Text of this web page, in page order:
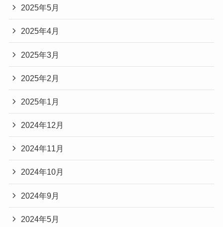
2025年5月
2025年4月
2025年3月
2025年2月
2025年1月
2024年12月
2024年11月
2024年10月
2024年9月
2024年5月